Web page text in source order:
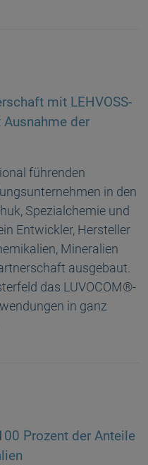
mit LEHVOSS-
der
führenden
in den
Spezialchemie und
Entwickler, Hersteller
Mineralien
ausgebaut.
das LUVOCOM®-
in ganz
Prozent der Anteile